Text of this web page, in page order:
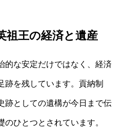
祖王の経済と遺産
的な安定だけではなく、経済
跡を残しています。貢納制
跡としての遺構が今日まで伝
ひとつとされています。